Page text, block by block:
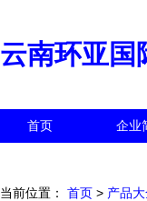
云南环亚国
首页 企业
当前位置： 首页 > 产品